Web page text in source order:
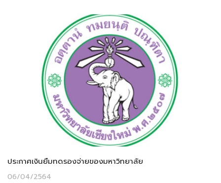
ประกาศเงินยืมทดรองจ่ายของมหาวิทยาลัย
06/04/2564